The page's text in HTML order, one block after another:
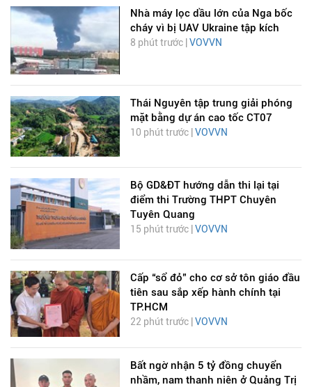
Nhà máy lọc dầu lớn của Nga bốc
cháy vì bị UAV Ukraine tập kích
8 phút trước |VOVVN
Thái Nguyên tập trung giải phóng
mặt bằng dự án cao tốc CT07
10 phút trước | VOVVN
Bộ GD&ĐT hướng dẫn thi lại tại
điểm thi Trường THPT Chuyên
Tuyên Quang
15 phút trước | VOVVN
Cấp “sổ đỏ” cho cơ sở tôn giáo đầu
tiên sau sắp xếp hành chính tại
TP.HCM
22 phút trước | VOVVN
Bất ngờ nhận 5 tỷ đồng chuyển
nhầm, nam thanh niên ở Quảng Trị